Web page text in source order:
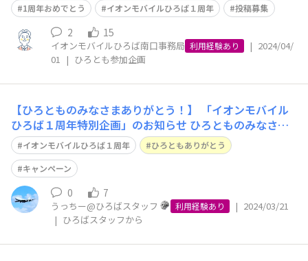
1周年おめでとう
イオンモバイルひろば１周年 投稿募集
2 15
イオンモバイルひろば南口事務局 利用経験あり | 2024/04/
01 | ひろとも参加企画
【ひろとものみなさまありがとう！】 「イオンモバイル
ひろば１周年特別企画」のお知らせ ひろとものみなさ
ま、こんにちは！ うっちーです。 先週、お知らせにて、
イオンモバイルひろばの1周年をお祝いするお知らせを 投
稿させていただきましたが、ご覧いただけましたでしょう
か？ 記事はこちらから↓ h
イオンモバイルひろば１周年
ひろともありがとう
キャンペーン
0 7
うっちー@ひろばスタッフ 利用経験あり | 2024/03/21
| ひろばスタッフから